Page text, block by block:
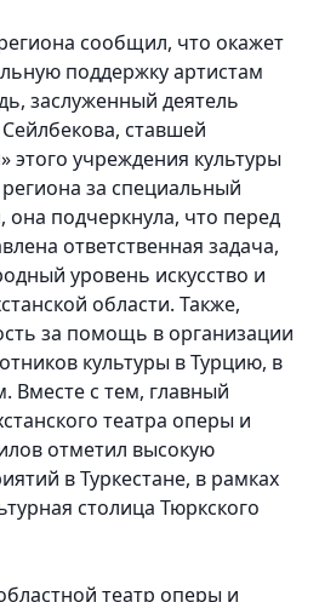
сообщил, что окажет
поддержку артистам
заслуженный деятель
ставшей
этого учреждения культуры
за специальный
она подчеркнула, что перед
ответственная задача,
уровень искусство и
области. Также,
за помощь в организации
культуры в Турцию, в
Вместе с тем, главный
театра оперы и
отметил высокую
в Туркестане, в рамках
столица Тюркского
театр оперы и